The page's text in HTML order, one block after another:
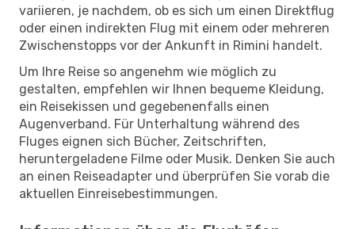
variieren, je nachdem, ob es sich um einen Direktflug
oder einen indirekten Flug mit einem oder mehreren
Zwischenstopps vor der Ankunft in Rimini handelt.
Um Ihre Reise so angenehm wie möglich zu
gestalten, empfehlen wir Ihnen bequeme Kleidung,
ein Reisekissen und gegebenenfalls einen
Augenverband. Für Unterhaltung während des
Fluges eignen sich Bücher, Zeitschriften,
heruntergeladene Filme oder Musik. Denken Sie auch
an einen Reiseadapter und überprüfen Sie vorab die
aktuellen Einreisebestimmungen.